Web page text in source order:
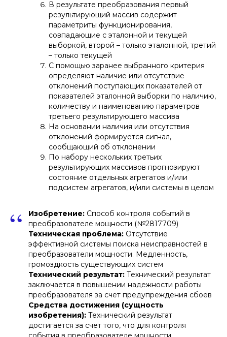
В результате преобразования первый
результирующий массив содержит
параметриты функционирования,
совпадающие с эталонной и текущей
выборкой, второй – только эталонной, третий
– только текущей
С помощью заранее выбранного критерия
определяют наличие или отсутствие
отклонений поступающих показателей от
показателей эталонной выборки по наличию,
количеству и наименованию параметров
третьего результирующего массива
На основании наличия или отсутствия
отклонений формируется сигнал,
сообщающий об отклонении
По набору нескольких третьих
результирующих массивов прогнозируют
состояние отдельных агрегатов и/или
подсистем агрегатов, и/или системы в целом
“ Изобретение: Способ контроля событий в
преобразователе мощности (№2817709)
Техническая проблема: Отсутствие
эффективной системы поиска неисправностей в
преобразователи мощности. Медленность,
громоздкость существующих систем
Технический результат: Технический результат
заключается в повышении надежности работы
преобразователя за счет предупреждения сбоев
Средства достижения (сущность
изобретения): Технический результат
достигается за счет того, что для контроля